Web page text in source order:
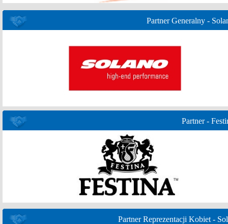
Partner Generalny -
Partner -
Partner Reprezentacji Kobiet -